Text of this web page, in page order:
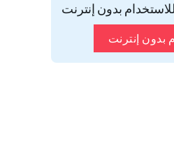
بدون إنترنت
بدون إنترنت